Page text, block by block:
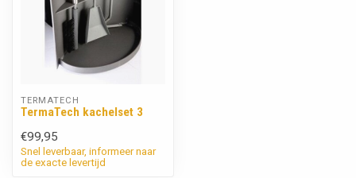
TERMATECH
TermaTech kachelset 3
€99,95
Snel leverbaar, informeer naar
de exacte levertijd